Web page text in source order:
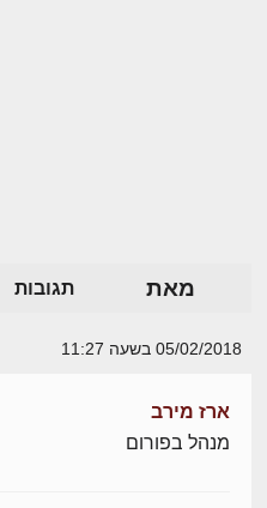
מאת תגובות
05/02/2018 בשעה 11:27
ארז מירב
מנהל בפורום